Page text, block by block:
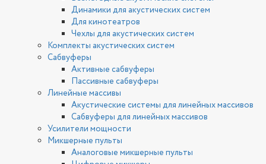
Динамики для акустических систем
Для кинотеатров
Чехлы для акустических систем
Комплекты акустических систем
Сабвуферы
Активные сабвуферы
Пассивные сабвуферы
Линейные массивы
Акустические системы для линейных массивов
Сабвуферы для линейных массивов
Усилители мощности
Микшерные пульты
Аналоговые микшерные пульты